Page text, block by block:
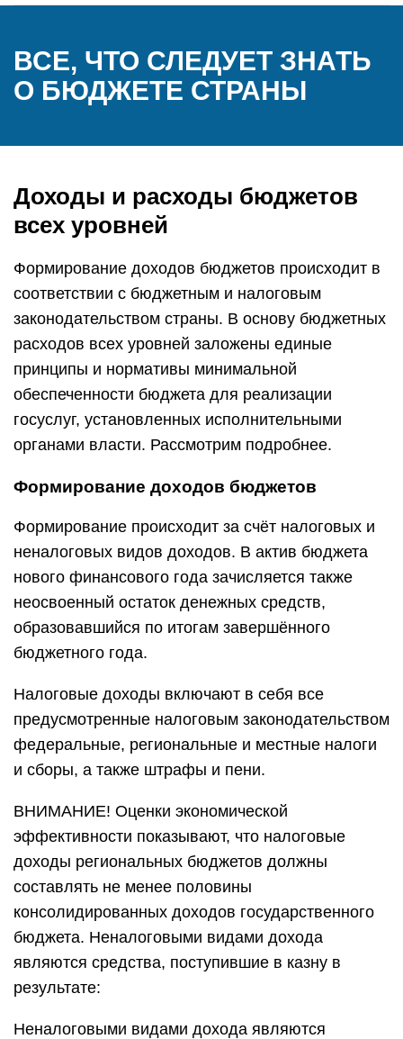
ВСЕ, ЧТО СЛЕДУЕТ ЗНАТЬ
О БЮДЖЕТЕ СТРАНЫ
Доходы и расходы бюджетов
всех уровней
Формирование доходов бюджетов происходит в
соответствии с бюджетным и налоговым
законодательством страны. В основу бюджетных
расходов всех уровней заложены единые
принципы и нормативы минимальной
обеспеченности бюджета для реализации
госуслуг, установленных исполнительными
органами власти. Рассмотрим подробнее.
Формирование доходов бюджетов
Формирование происходит за счёт налоговых и
неналоговых видов доходов. В актив бюджета
нового финансового года зачисляется также
неосвоенный остаток денежных средств,
образовавшийся по итогам завершённого
бюджетного года.
Налоговые доходы включают в себя все
предусмотренные налоговым законодательством
федеральные, региональные и местные налоги
и сборы, а также штрафы и пени.
ВНИМАНИЕ! Оценки экономической
эффективности показывают, что налоговые
доходы региональных бюджетов должны
составлять не менее половины
консолидированных доходов государственного
бюджета. Неналоговыми видами дохода
являются средства, поступившие в казну в
результате:
Неналоговыми видами дохода являются